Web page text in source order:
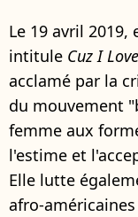
Le 19 avril
intitule Cuz I
acclamé par la
du mouvement
femme aux
l'estime et
Elle lutte
afro-